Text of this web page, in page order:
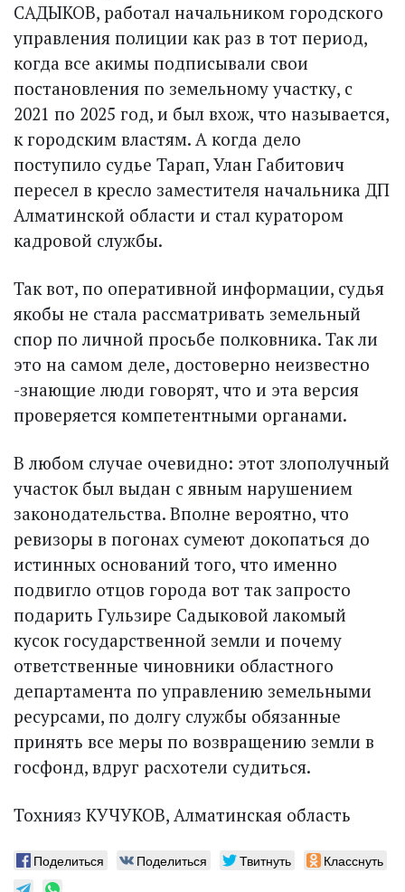
САДЫКОВ, работал начальником городского
управления полиции как раз в тот период,
когда все акимы подписывали свои
постановления по земельному участку, с
2021 по 2025 год, и был вхож, что называется,
к городским властям. А когда дело
поступило судье Тарап, Улан Габитович
пересел в кресло заместителя начальника ДП
Алматинской области и стал куратором
кадровой службы.
Так вот, по оперативной информации, судья
якобы не стала рассматривать земельный
спор по личной просьбе полковника. Так ли
это на самом деле, достоверно неизвестно
-знающие люди говорят, что и эта версия
проверяется компетентными органами.
В любом случае очевидно: этот злополучный
участок был выдан с явным нарушением
законодательства. Вполне вероятно, что
ревизоры в погонах сумеют докопаться до
истинных оснований того, что именно
подвигло отцов города вот так запросто
подарить Гульзире Садыковой лакомый
кусок государственной земли и почему
ответственные чиновники областного
департамента по управлению земельными
ресурсами, по долгу службы обязанные
принять все меры по возвращению земли в
госфонд, вдруг расхотели судиться.
Тохнияз КУЧУКОВ, Алматинская область
Поделиться Поделиться Твитнуть Класснуть